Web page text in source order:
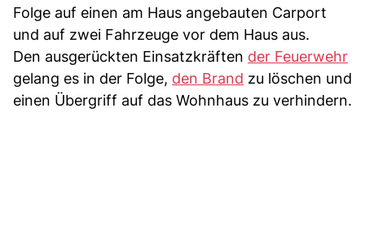
Folge auf einen am Haus angebauten Carport
und auf zwei Fahrzeuge vor dem Haus aus.
Den ausgerückten Einsatzkräften der Feuerwehr
gelang es in der Folge, den Brand zu löschen und
einen Übergriff auf das Wohnhaus zu verhindern.